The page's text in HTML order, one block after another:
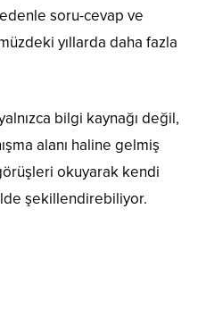
soru-cevap ve
yıllarda daha fazla
bilgi kaynağı değil,
alanı haline gelmiş
okuyarak kendi
şekillendirebiliyor.